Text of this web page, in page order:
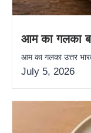
आम का गलका
आम का गलका उत्तर
July 5, 2026